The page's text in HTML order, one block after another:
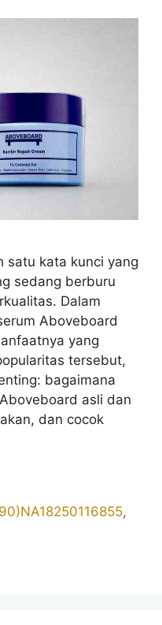
satu kata kunci yang
sedang berburu
Dalam
Aboveboard
yang
tersebut,
bagaimana
asli dan
dan cocok
,